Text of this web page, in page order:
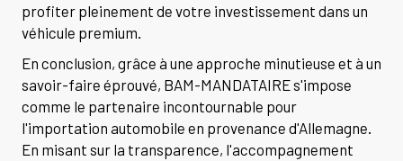
profiter pleinement de votre investissement dans un
véhicule premium.
En conclusion, grâce à une approche minutieuse et à un
savoir-faire éprouvé, BAM-MANDATAIRE s'impose
comme le partenaire incontournable pour
l'importation automobile en provenance d'Allemagne.
En misant sur la transparence, l'accompagnement